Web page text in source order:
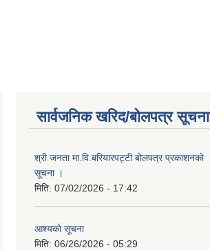
सार्वजनिक खरिद/बोलपत्र सूचना
श्री जनता मा.वि.बरियारपट्टी बाेलपत्र प्रकाशनकाे
सूचना ।
मिति: 07/02/2026 - 17:42
आश्यकाे सूचना
मिति: 06/26/2026 - 05:29